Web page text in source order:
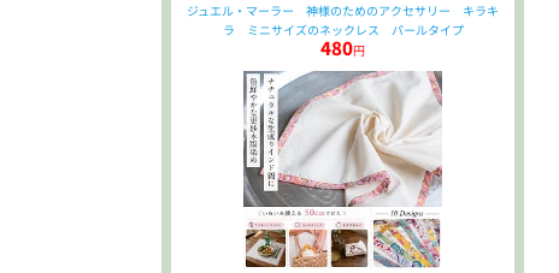
ジュエル・マーラー 神様のためのアクセサリー キラキ
ラ ミニサイズのネックレス パールタイプ
480円